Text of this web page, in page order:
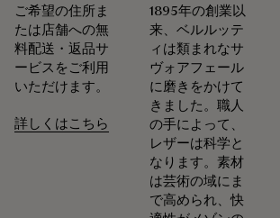
ご希望の住所ま
たは店舗への無
料配送・返品サ
ービスをご利用
いただけます。
詳しくはこちら
1895年の創業以
来、ベルルッテ
ィは類まれなサ
ヴォアフェール
に磨きをかけて
きました。職人
の手によって、
レザーは科学と
なります。素材
は芸術の域にま
で高められ、快